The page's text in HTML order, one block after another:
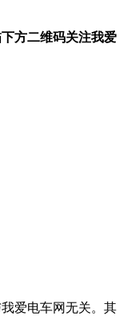
方二维码关注我爱
爱电车网无关。其